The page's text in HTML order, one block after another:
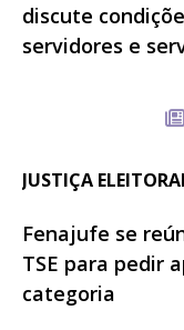
discute
servidores e
JUSTIÇA
Fenajufe se
TSE para pedir
categoria